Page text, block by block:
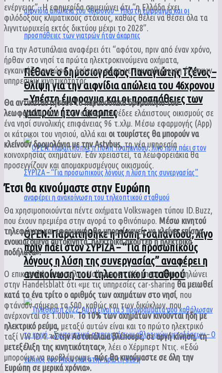
Πέθανε ο δημοσιογράφος Παναγιώτης Τζένος –
Θλίψη για την αιφνίδια απώλεια του 46χρονου
– Υπέστη έμφραγμα και οι προσπάθειες των
γιατρών ήταν άκαρπες
ΟPEN: Παραιτήθηκε η Πόπη Τσαπανίδου, λίγο
πριν πάει στον ΣΥΡΙΖΑ – “Για προσωπικούς
λόγους η λύση της συνεργασίας” αναφέρει η
ανακοίνωση του τηλεοπτικού σταθμού
ενέργειας”. Η εφημερίδα σημειώνει ότι “η Ελλάδα έχει
φιλόδοξους κλιματικούς στόχους, καθώς θέλει να θέσει όλα τα
λιγνιτωρυχεία εκτός δικτύου μέχρι το 2028”.
Για την Αστυπάλαια αναφέρει ότι “αφότου, πριν από έναν χρόνο,
ήρθαν στο νησί τα πρώτα ηλεκτροκινούμενα οχήματα,
εγκαινιάζεται τώρα η δεύτερη φάση με την καθιέρωση έξυπνων
υπηρεσιών κινητικότητας.
Θα αντικαταστήσουν το παραδοσιακό δρομολόγιο του
λεωφορείου,που μέχρι σήμερα συνέδεε ελάχιστους οικισμούς σε
ένα νησί συνολικής επιφάνειας 96 τ.χλμ. Μέσω εφαρμογής (App)
οι κάτοικοι του νησιού, αλλά και οι τουρίστες θα μπορούν να
κλείνουν δρομολόγια με την Astybus,τη νέα υπηρεσία
κοινοχρησίας οχημάτων. Εάν χρειαστεί, τα λεωφορειάκια θα
προσεγγίζουν και απομακρυσμένους οικισμούς.
Έτσι θα κινούμαστε στην Ευρώπη
Θα χρησιμοποιούνται πέντε οχήματα Volkswagen τύπου ID.Buzz,
που έχουν πρεμιέρα στην αγορά το φθινόπωρο. Μέσω κινητού
τηλεφώνου και εφαρμογής θα μπορεί κανείς να κλείνει επίσης
ενοικιαζόμενα αυτοκίνητα, ηλεκτρικά σκούτερ ή ηλεκτρικά
ποδήλατα».
Ο επικεφαλής του ομίλου Volkswagen, Χέρμπερτ Ντις, δηλώνει
στην Handelsblatt ότι «με τις υπηρεσίες car-sharing θα μειωθεί
κατά το ένα τρίτο ο αριθμός των οχημάτων στο νησί, που
φτάνουν σήμερα τα 500, καθώς και των δικύκλων, που
ανέρχονται σε 1.000».Το 10% των οχημάτων κινούνται ήδη με
ηλεκτρικό ρεύμα, μεταξύ αυτών είναι και το πρώτο ηλεκτρικό
ταξί VW ID.4.«Στην Αστυπάλαια βλέπουμε, σε αργή κίνηση, τη
μετεξέλιξη της κινητικότητας», λέει ο Χέρμπερτ Ντις. «Εδώ
μπορούμε να προβλέψουμε,πώς θα κινούμαστε σε όλη την
Ευρώπη σε μερικά χρόνια».